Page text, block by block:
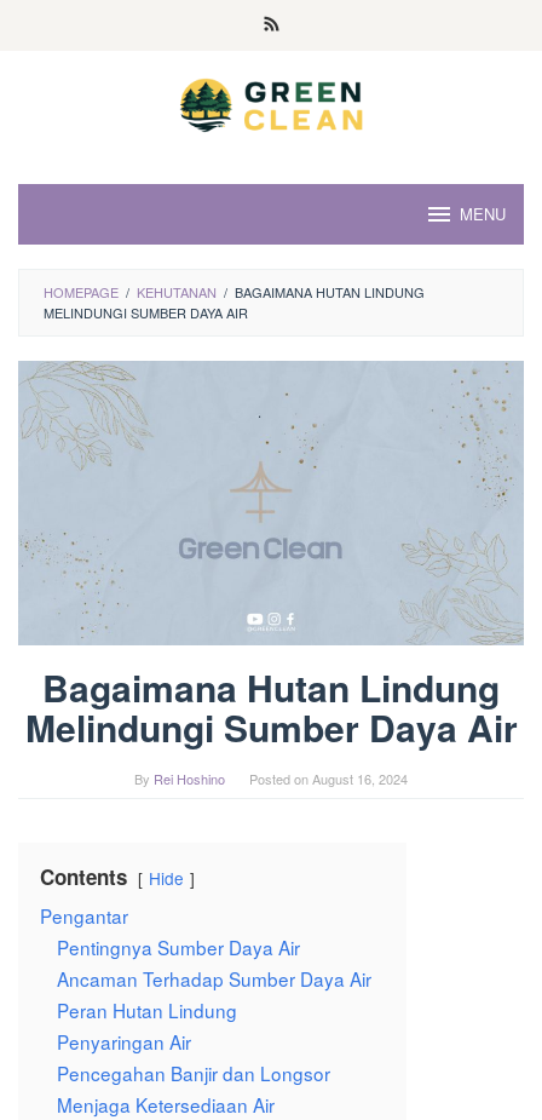
MENU
HOMEPAGE / KEHUTANAN / BAGAIMANA HUTAN LINDUNG
MELINDUNGI SUMBER DAYA AIR
Bagaimana Hutan Lindung
Melindungi Sumber Daya Air
By Rei Hoshino Posted onAugust 16, 2024
Contents Hide
Pengantar
Pentingnya Sumber Daya Air
Ancaman Terhadap Sumber Daya Air
Peran Hutan Lindung
Penyaringan Air
Pencegahan Banjir dan Longsor
Menjaga Ketersediaan Air